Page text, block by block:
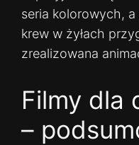
seria kolorowych,
krew w żyłach
zrealizowana
Filmy dla
–